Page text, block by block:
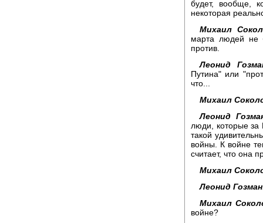
будет, вообще,
некоторая
Михаил
марта людей не
против.
Леонид
Путина" или
что...
Михаил
Леонид
люди, которые за
такой
войны. К войне
считает, что она
Михаил
Леонид
Михаил
войне?